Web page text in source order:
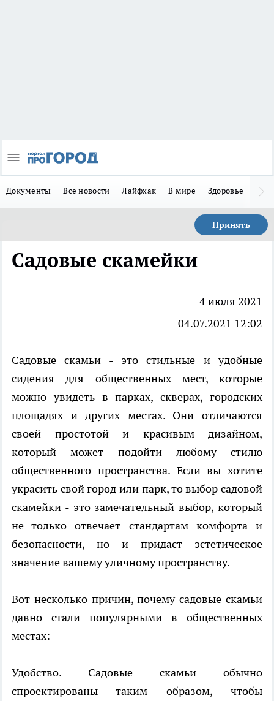
Документы Все новости Лайфхак В мире Здоровье
Принять
Садовые скамейки
4 июля 2021
04.07.2021 12:02
Садовые скамьи - это стильные и удобные
сидения для общественных мест, которые
можно увидеть в парках, скверах, городских
площадях и других местах. Они отличаются
своей простотой и красивым дизайном,
который может подойти любому стилю
общественного пространства. Если вы хотите
украсить свой город или парк, то выбор садовой
скамейки - это замечательный выбор, который
не только отвечает стандартам комфорта и
безопасности, но и придаст эстетическое
значение вашему уличному пространству.
Вот несколько причин, почемусадовые скамьи
давно стали популярными в общественных
местах:
Удобство. Садовые скамьи обычно
спроектированы таким образом, чтобы